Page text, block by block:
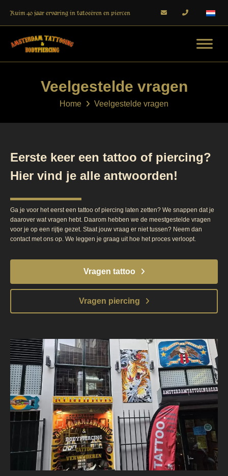
Ruim 40 jaar ervaring in tatoeëren en piercen
Veelgestelde vragen
Home Veelgestelde vragen
Eerste keer een tattoo of piercing?
Hier vind je alle antwoorden!
Ga je voor het eerst een tattoo of piercing laten zetten? We snappen dat je
daarover wat vragen hebt. Daarom hebben we de meestgestelde vragen
voor je op een rijtje gezet. Staat jouw vraag er niet tussen? Neem dan
contact met ons op. We leggen je graag uit hoe het proces verloopt.
Vragen tattoo
Vragen piercing